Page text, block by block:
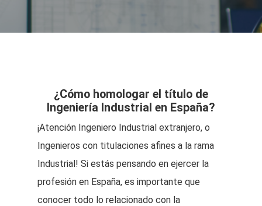
¿Cómo homologar el título de
Ingeniería Industrial en España?
¡Atención Ingeniero Industrial extranjero, o
Ingenieros con titulaciones afines a la rama
Industrial! Si estás pensando en ejercer la
profesión en España, es importante que
conocer todo lo relacionado con la